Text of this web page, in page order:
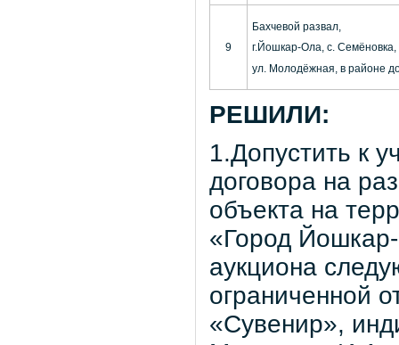
9
Бахчевой развал,
г.Йошкар-Ола, с. Семёновка,
ул. Молодёжная, в районе
РЕШИЛИ:
1.Допустить к
договора на
объекта на
«Город
аукциона
ограниченной
«Сувенир»,